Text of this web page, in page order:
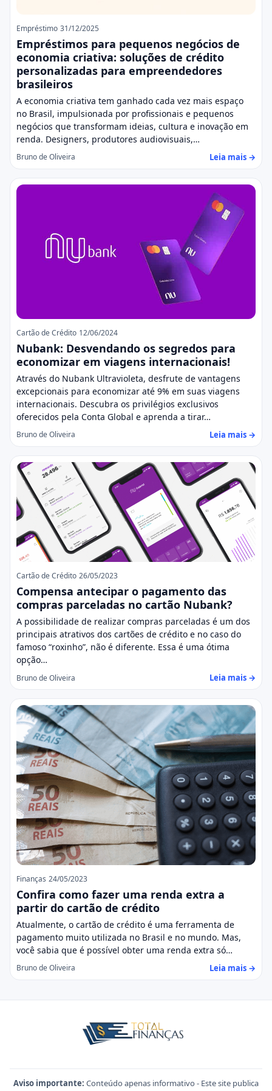
Empréstimo 31/12/2025
Empréstimos para pequenos negócios de
economia criativa: soluções de crédito
personalizadas para empreendedores
brasileiros
A economia criativa tem ganhado cada vez mais espaço
no Brasil, impulsionada por profissionais e pequenos
negócios que transformam ideias, cultura e inovação em
renda. Designers, produtores audiovisuais,…
Bruno de Oliveira Leia mais →
Cartão de Crédito 12/06/2024
Nubank: Desvendando os segredos para
economizar em viagens internacionais!
Através do Nubank Ultravioleta, desfrute de vantagens
excepcionais para economizar até 9% em suas viagens
internacionais. Descubra os privilégios exclusivos
oferecidos pela Conta Global e aprenda a tirar…
Bruno de Oliveira Leia mais →
Cartão de Crédito 26/05/2023
Compensa antecipar o pagamento das
compras parceladas no cartão Nubank?
A possibilidade de realizar compras parceladas é um dos
principais atrativos dos cartões de crédito e no caso do
famoso “roxinho”, não é diferente. Essa é uma ótima
opção…
Bruno de Oliveira Leia mais →
Finanças 24/05/2023
Confira como fazer uma renda extra a
partir do cartão de crédito
Atualmente, o cartão de crédito é uma ferramenta de
pagamento muito utilizada no Brasil e no mundo. Mas,
você sabia que é possível obter uma renda extra só…
Bruno de Oliveira Leia mais →
Aviso importante: Conteúdo apenas informativo - Este site publica